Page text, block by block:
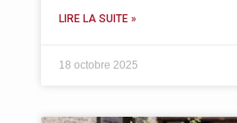
LIRE LA SUITE »
18 octobre 2025